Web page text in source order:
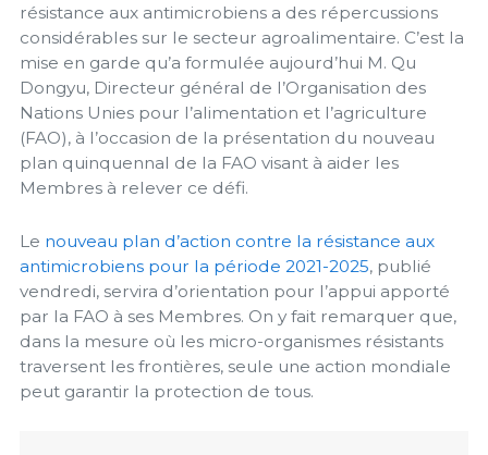
résistance aux antimicrobiens a des répercussions
considérables sur le secteur agroalimentaire. C’est la
mise en garde qu’a formulée aujourd’hui M. Qu
Dongyu, Directeur général de l’Organisation des
Nations Unies pour l’alimentation et l’agriculture
(FAO), à l’occasion de la présentation du nouveau
plan quinquennal de la FAO visant à aider les
Membres à relever ce défi.
Le nouveau plan d’action contre la résistance aux
antimicrobiens pour la période 2021-2025, publié
vendredi, servira d’orientation pour l’appui apporté
par la FAO à ses Membres. On y fait remarquer que,
dans la mesure où les micro-organismes résistants
traversent les frontières, seule une action mondiale
peut garantir la protection de tous.